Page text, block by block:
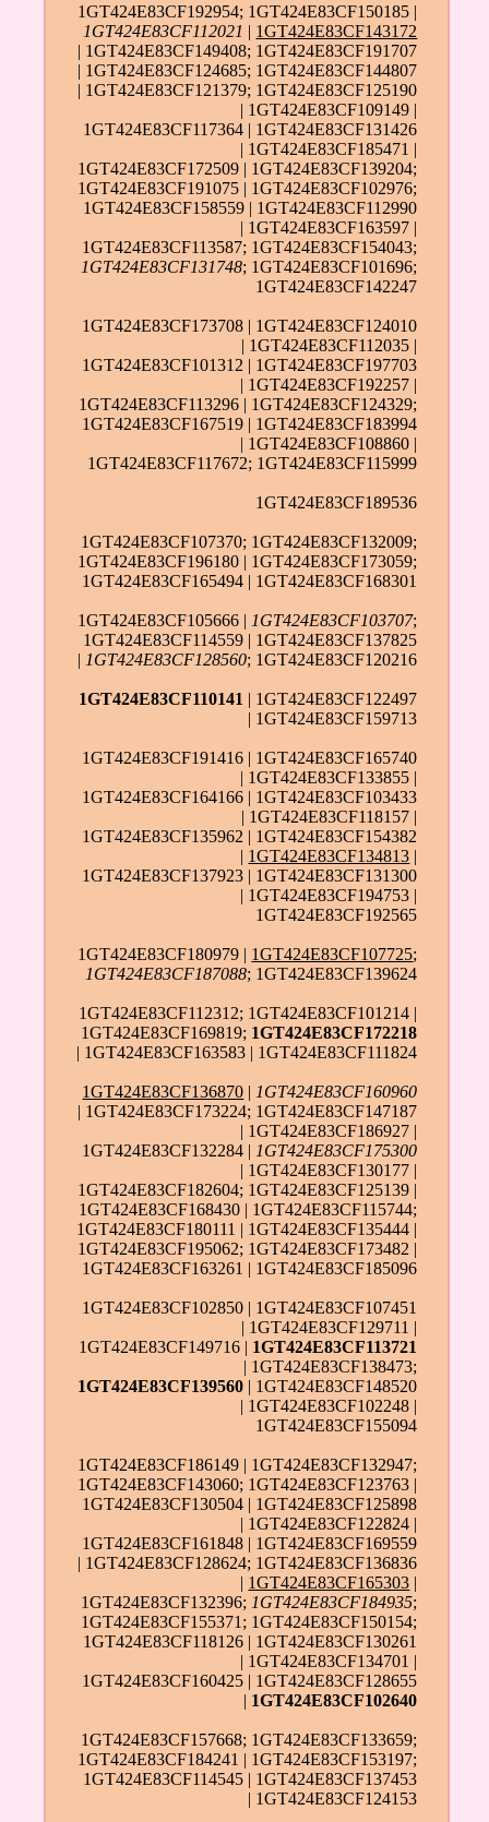
1GT424E83CF192954; 1GT424E83CF150185 |
1GT424E83CF112021 | 1GT424E83CF143172
| 1GT424E83CF149408; 1GT424E83CF191707
| 1GT424E83CF124685; 1GT424E83CF144807
| 1GT424E83CF121379; 1GT424E83CF125190
| 1GT424E83CF109149 |
1GT424E83CF117364 | 1GT424E83CF131426
| 1GT424E83CF185471 |
1GT424E83CF172509 | 1GT424E83CF139204;
1GT424E83CF191075 | 1GT424E83CF102976;
1GT424E83CF158559 | 1GT424E83CF112990
| 1GT424E83CF163597 |
1GT424E83CF113587; 1GT424E83CF154043;
1GT424E83CF131748; 1GT424E83CF101696;
1GT424E83CF142247
1GT424E83CF173708 | 1GT424E83CF124010
| 1GT424E83CF112035 |
1GT424E83CF101312 | 1GT424E83CF197703
| 1GT424E83CF192257 |
1GT424E83CF113296 | 1GT424E83CF124329;
1GT424E83CF167519 | 1GT424E83CF183994
| 1GT424E83CF108860 |
1GT424E83CF117672; 1GT424E83CF115999
1GT424E83CF189536
1GT424E83CF107370; 1GT424E83CF132009;
1GT424E83CF196180 | 1GT424E83CF173059;
1GT424E83CF165494 | 1GT424E83CF168301
1GT424E83CF105666 | 1GT424E83CF103707;
1GT424E83CF114559 | 1GT424E83CF137825
| 1GT424E83CF128560; 1GT424E83CF120216
1GT424E83CF110141 | 1GT424E83CF122497
| 1GT424E83CF159713
1GT424E83CF191416 | 1GT424E83CF165740
| 1GT424E83CF133855 |
1GT424E83CF164166 | 1GT424E83CF103433
| 1GT424E83CF118157 |
1GT424E83CF135962 | 1GT424E83CF154382
| 1GT424E83CF134813 |
1GT424E83CF137923 | 1GT424E83CF131300
| 1GT424E83CF194753 |
1GT424E83CF192565
1GT424E83CF180979 | 1GT424E83CF107725;
1GT424E83CF187088; 1GT424E83CF139624
1GT424E83CF112312; 1GT424E83CF101214 |
1GT424E83CF169819; 1GT424E83CF172218
| 1GT424E83CF163583 | 1GT424E83CF111824
1GT424E83CF136870 | 1GT424E83CF160960
| 1GT424E83CF173224; 1GT424E83CF147187
| 1GT424E83CF186927 |
1GT424E83CF132284 | 1GT424E83CF175300
| 1GT424E83CF130177 |
1GT424E83CF182604; 1GT424E83CF125139 |
1GT424E83CF168430 | 1GT424E83CF115744;
1GT424E83CF180111 | 1GT424E83CF135444 |
1GT424E83CF195062; 1GT424E83CF173482 |
1GT424E83CF163261 | 1GT424E83CF185096
1GT424E83CF102850 | 1GT424E83CF107451
| 1GT424E83CF129711 |
1GT424E83CF149716 | 1GT424E83CF113721
| 1GT424E83CF138473;
1GT424E83CF139560 | 1GT424E83CF148520
| 1GT424E83CF102248 |
1GT424E83CF155094
1GT424E83CF186149 | 1GT424E83CF132947;
1GT424E83CF143060; 1GT424E83CF123763 |
1GT424E83CF130504 | 1GT424E83CF125898
| 1GT424E83CF122824 |
1GT424E83CF161848 | 1GT424E83CF169559
| 1GT424E83CF128624; 1GT424E83CF136836
| 1GT424E83CF165303 |
1GT424E83CF132396; 1GT424E83CF184935;
1GT424E83CF155371; 1GT424E83CF150154;
1GT424E83CF118126 | 1GT424E83CF130261
| 1GT424E83CF134701 |
1GT424E83CF160425 | 1GT424E83CF128655
| 1GT424E83CF102640
1GT424E83CF157668; 1GT424E83CF133659;
1GT424E83CF184241 | 1GT424E83CF153197;
1GT424E83CF114545 | 1GT424E83CF137453
| 1GT424E83CF124153